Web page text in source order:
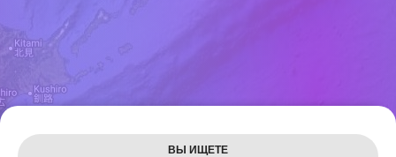
Leaflet
ВЫ ИЩЕТЕ